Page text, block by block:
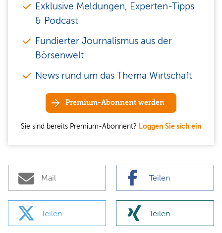
Exklusive Meldungen, Experten-Tipps
& Podcast
Fundierter Journalismus aus der
Börsenwelt
News rund um das Thema Wirtschaft
Premium-Abonnent werden
Sie sind bereits Premium-Abonnent? Loggen Sie sich ein
Mail Teilen
Teilen Teilen